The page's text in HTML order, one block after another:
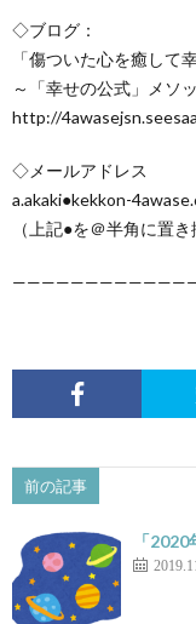
◇ブログ：
「傷ついた心を癒して
～「幸せの公式」メソ
http://
◇メールアドレス
a.akaki●kekkon-
（上記●を＠半角に置
前の記事
「